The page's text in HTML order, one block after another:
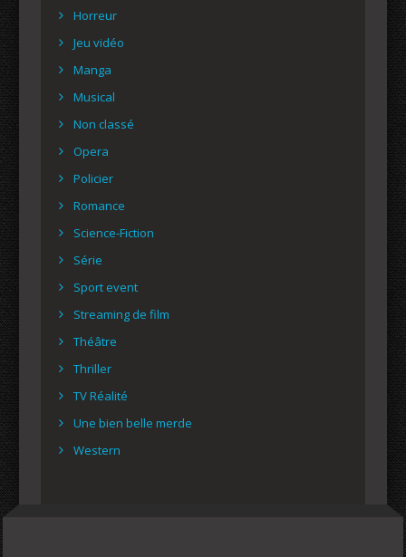
Horreur
Jeu vidéo
Manga
Musical
Non classé
Opera
Policier
Romance
Science-Fiction
Série
Sport event
Streaming de film
Théâtre
Thriller
TV Réalité
Une bien belle merde
Western